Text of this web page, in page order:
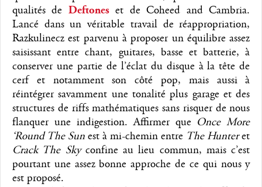
qualités de Deftoneset de Coheed and Cambria.
Lancé dans un véritable travail de réappropriation,
Razkulinecz est parvenu à proposer un équilibre assez
saisissant entre chant, guitares, basse et batterie, à
conserver une partie de l’éclat du disque à la tête de
cerf et notamment son côté pop, mais aussi à
réintégrer savamment une tonalité plus garage et des
structures de riffs mathématiques sans risquer de nous
flanquer une indigestion. Affirmer que Once More
‘Round The Sun est à mi-chemin entre The Hunteret
Crack The Skyconfine au lieu commun, mais c’est
pourtant une assez bonne approche de ce qui nous y
est proposé.